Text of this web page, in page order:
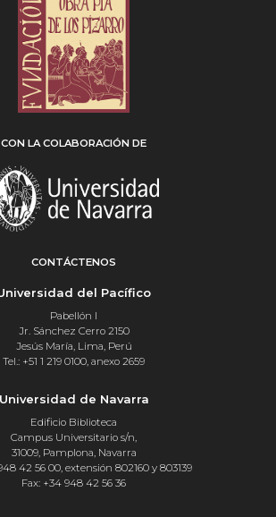
CON LA COLABORACIÓN DE
CONTÁCTENOS
del Pacífico
Pabellón I
Jr. Sánchez Cerro 2150
Jesús María, Lima, Perú
Tel.: +51 1 219 0100, anexo 2659
Universidad de Navarra
Edificio Biblioteca
Campus Universitario s/n,
31009, Pamplona, Navarra
42 56 00, extensión 802160 y 803139
Fax: +34 948 42 56 36